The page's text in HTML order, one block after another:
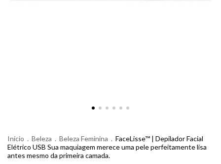
Início . Beleza . Beleza Feminina . FaceLisse™ | Depilador Facial
Elétrico USB Sua maquiagem merece uma pele perfeitamente lisa
antes mesmo da primeira camada.